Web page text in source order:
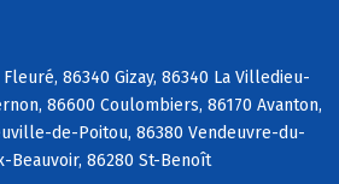
86340 Gizay, 86340 La Villedieu-
86600 Coulombiers, 86170 Avanton,
de-Poitou, 86380 Vendeuvre-du-
Beauvoir, 86280 St-Benoît